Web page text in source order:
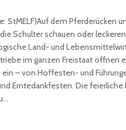
StMELF)Auf dem Pferderücken
Schulter schauen oder
Land- und
im ganzen Freistaat öffnen
– von Hoffesten- und
Erntedankfesten. Die